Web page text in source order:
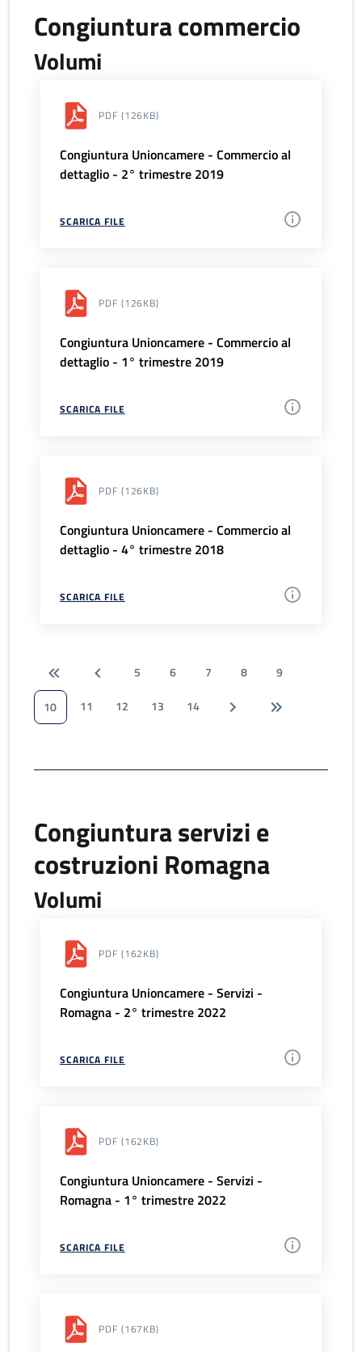
Congiuntura commercio
Volumi
PDF (126KB)
Congiuntura Unioncamere - Commercio al
dettaglio - 2° trimestre 2019
SCARICA FILE
PDF (126KB)
Congiuntura Unioncamere - Commercio al
dettaglio - 1° trimestre 2019
SCARICA FILE
PDF (126KB)
Congiuntura Unioncamere - Commercio al
dettaglio - 4° trimestre 2018
SCARICA FILE
5 6 7 8
9
10
11 12 13 14
Congiuntura servizi e
costruzioni Romagna
Volumi
PDF (162KB)
Congiuntura Unioncamere - Servizi -
Romagna - 2° trimestre 2022
SCARICA FILE
PDF (162KB)
Congiuntura Unioncamere - Servizi -
Romagna - 1° trimestre 2022
SCARICA FILE
PDF (167KB)